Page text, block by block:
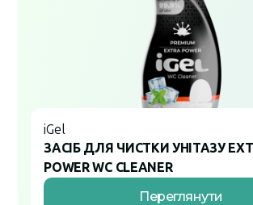
iGel
ЗАСІБ ДЛЯ ЧИСТКИ УНІТАЗУ
POWER WC CLEANER
Переглянути